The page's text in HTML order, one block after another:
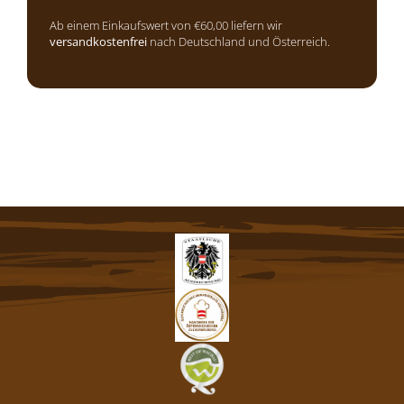
Ab einem Einkaufswert von €60,00 liefern wir
versandkostenfrei nach Deutschland und Österreich.